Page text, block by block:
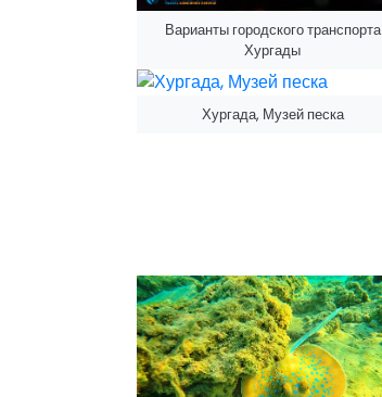
Варианты городского транспорта
Хургады
Хургада, Музей песка